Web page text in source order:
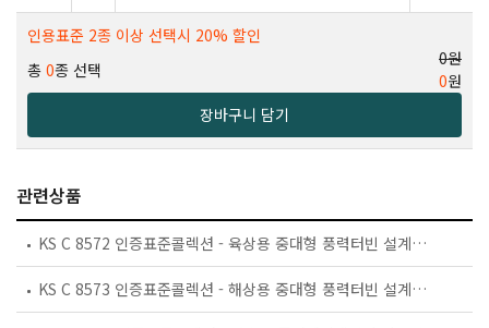
인용표준 2종 이상 선택시 20% 할인
총 0종 선택
0원
0원
장바구니 담기
관련상품
KS C 8572 인증표준콜렉션 - 육상용 중대형 풍력터빈 설계 요구사항
KS C 8573 인증표준콜렉션 - 해상용 중대형 풍력터빈 설계 요구사항